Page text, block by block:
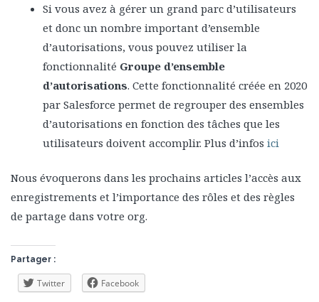
Si vous avez à gérer un grand parc d’utilisateurs
et donc un nombre important d’ensemble
d’autorisations, vous pouvez utiliser la
fonctionnalité Groupe d’ensemble
d’autorisations. Cette fonctionnalité créée en 2020
par Salesforce permet de regrouper des ensembles
d’autorisations en fonction des tâches que les
utilisateurs doivent accomplir. Plus d’infos ici
Nous évoquerons dans les prochains articles l’accès aux
enregistrements et l’importance des rôles et des règles
de partage dans votre org.
Partager :
Twitter Facebook